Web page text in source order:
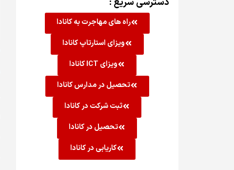
راه های مهاجرت به کانادا
ویزای استارتاپ کانادا
ویزای ICT کانادا
تحصیل در مدارس کانادا
ثبت شرکت در کانادا
تحصیل در کانادا
کاریابی در کانادا